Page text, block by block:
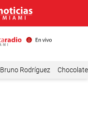
Bruno Rodríguez